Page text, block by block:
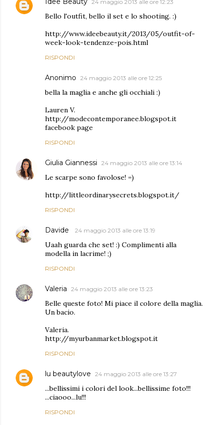
24 maggio 2013 alle ore 12:23
Bello l'outfit, bello il set e lo shooting. :)
http://www.ideebeauty.it/2013/05/outfit-of-
week-look-tendenze-pois.html
RISPONDI
Anonimo 24 maggio 2013 alle ore 12:25
bella la maglia e anche gli occhiali :)
Lauren V.
http://modecontemporanee.blogspot.it
facebook page
RISPONDI
Giulia Giannessi 24 maggio 2013 alle ore 13:14
Le scarpe sono favolose! =)
http://littleordinarysecrets.blogspot.it/
RISPONDI
Davide 24 maggio 2013 alle ore 13:19
Uaah guarda che set! :) Complimenti alla
modella in lacrime! ;)
RISPONDI
Valeria 24 maggio 2013 alle ore 13:23
Belle queste foto! Mi piace il colore della maglia.
Un bacio.
Valeria.
http://myurbanmarket.blogspot.it
RISPONDI
lu beautylove 24 maggio 2013 alle ore 13:27
...bellissimi i colori del look...bellissime foto!!!
...ciaooo...lu!!!
RISPONDI